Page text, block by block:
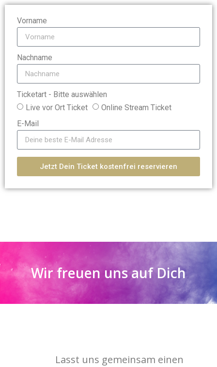
Vorname
Nachname
Ticketart - Bitte auswählen
Live vor Ort Ticket
Online Stream Ticket
E-Mail
Jetzt Dein Ticket kostenfrei reservieren
Wir freuen uns auf Dich
Lasst uns gemeinsam einen